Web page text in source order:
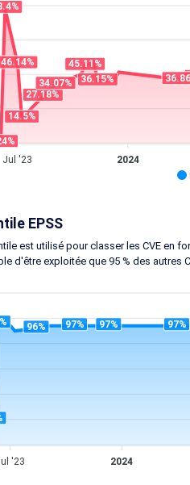
46.14%
14.5%
27.18%
34.07%
45.11%
36.15%
Jul '23 2024
EPSS
est utilisé pour classer les CVE en
d'être exploitée que 95 % des autres
96% 97% 97% 97%
'23 2024